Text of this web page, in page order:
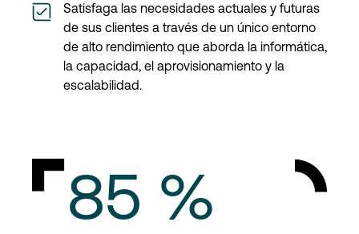
Satisfaga las necesidades actuales y futuras
de sus clientes a través de un único entorno
de alto rendimiento que aborda la informática,
la capacidad, el aprovisionamiento y la
escalabilidad.
85 %